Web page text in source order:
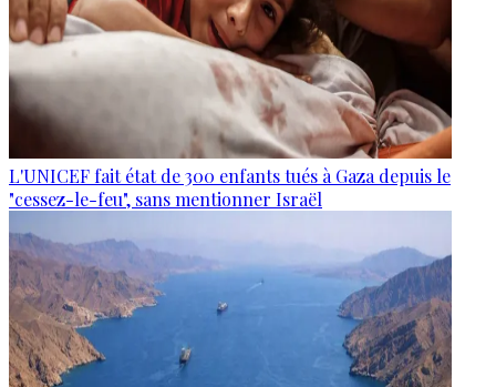
L'UNICEF fait état de 300 enfants tués à Gaza depuis le
"cessez-le-feu", sans mentionner Israël